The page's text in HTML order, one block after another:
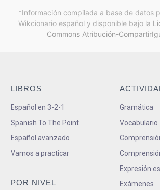
*Información compilada a base de datos
Wikcionario español y disponible bajo la
Commons Atribución-
LIBROS
Español en 3-2-1
Spanish To The Point
Español avanzado
Vamos a practicar
POR NIVEL
Gramática
Vocabulario
Expresión
Exámenes